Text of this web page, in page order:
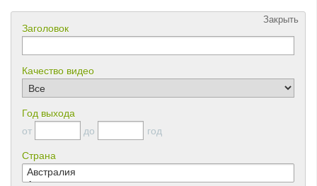
Закрыть
Заголовок
Качество видео
Год выхода
от
до год
Страна